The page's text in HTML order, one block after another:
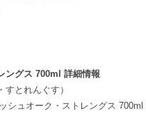
ングス 700ml 詳細情報
とれんぐす）
シュオーク・ストレングス 700ml